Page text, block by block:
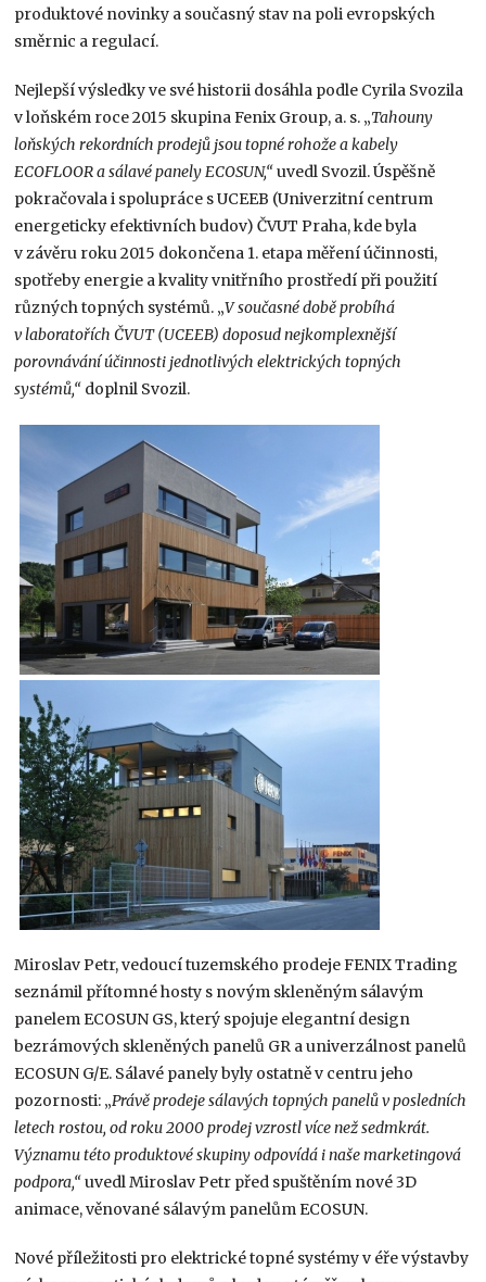
produktové novinky a současný stav na poli evropských
směrnic a regulací.
Nejlepší výsledky ve své historii dosáhla podle Cyrila Svozila
v loňském roce 2015 skupina Fenix Group, a. s. „Tahouny
loňských rekordních prodejů jsou topné rohože a kabely
ECOFLOOR a sálavé panely ECOSUN,“uvedl Svozil. Úspěšně
pokračovala i spolupráce s UCEEB (Univerzitní centrum
energeticky efektivních budov) ČVUT Praha, kde byla
v závěru roku 2015 dokončena 1. etapa měření účinnosti,
spotřeby energie a kvality vnitřního prostředí při použití
různých topných systémů. „V současné době probíhá
v laboratořích ČVUT (UCEEB) doposud nejkomplexnější
porovnávání účinnosti jednotlivých elektrických topných
systémů,“ doplnil Svozil.
Miroslav Petr, vedoucí tuzemského prodeje FENIX Trading
seznámil přítomné hosty s novým skleněným sálavým
panelem ECOSUN GS, který spojuje elegantní design
bezrámových skleněných panelů GR a univerzálnost panelů
ECOSUN G/E. Sálavé panely byly ostatně v centru jeho
pozornosti: „Právě prodeje sálavých topných panelů v posledních
letech rostou, od roku 2000 prodej vzrostl více než sedmkrát.
Významu této produktové skupiny odpovídá i naše marketingová
podpora,“uvedl Miroslav Petr před spuštěním nové 3D
animace, věnované sálavým panelům ECOSUN.
Nové příležitosti pro elektrické topné systémy v éře výstavby